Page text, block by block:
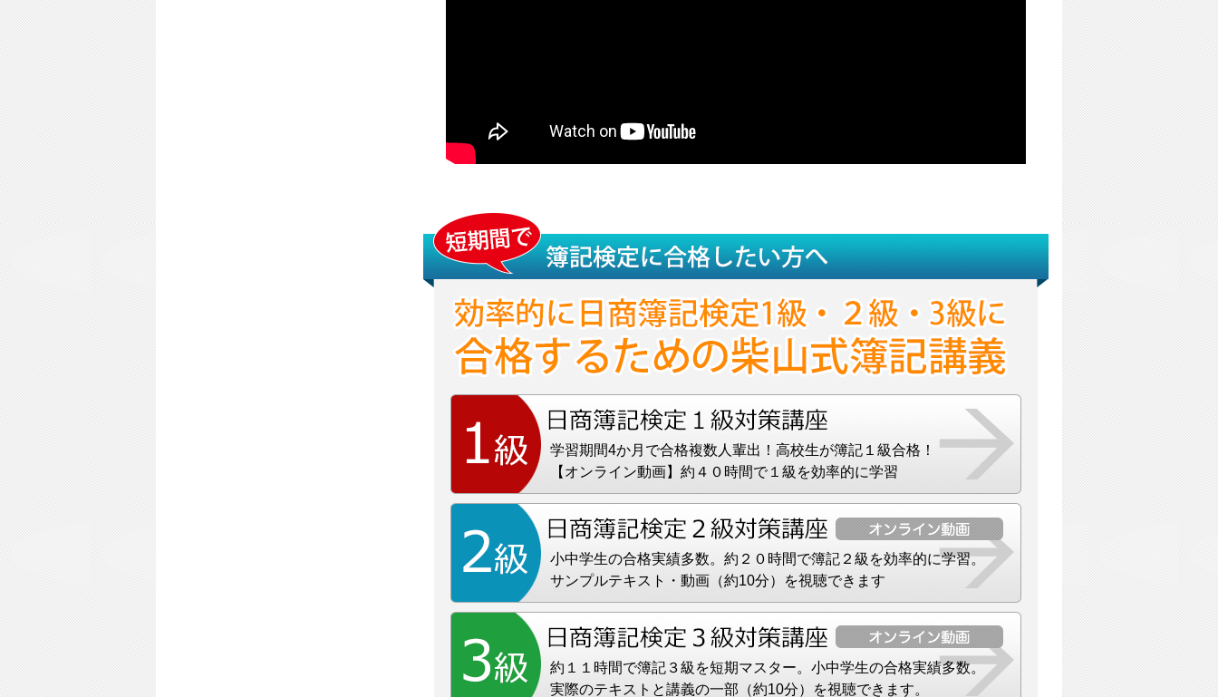
学習期間4か月で合格複数人輩出！高校生が簿記１級合格！
【オンライン動画】約４０時間で１級を効率的に学習
小中学生の合格実績多数。約２０時間で簿記２級を効率的に学習。
サンプルテキスト・動画（約10分）を視聴できます
約１１時間で簿記３級を短期マスター。小中学生の合格実績多数。
実際のテキストと講義の一部（約10分）を視聴できます。